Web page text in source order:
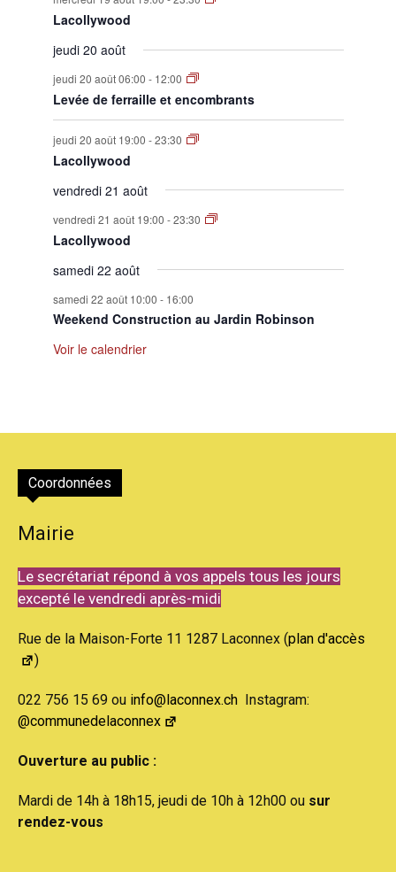
Lacollywood
jeudi 20 août
jeudi 20 août 06:00 - 12:00
Levée de ferraille et encombrants
jeudi 20 août 19:00 -23:30
Lacollywood
vendredi 21 août
vendredi 21 août 19:00 -23:30
Lacollywood
samedi 22 août
samedi 22 août 10:00 - 16:00
Weekend Construction au Jardin Robinson
Voir le calendrier
Coordonnées
Mairie
Le secrétariat répond à vos appels tous les jours
excepté le vendredi après-midi
Rue de la Maison-Forte 11 1287 Laconnex (plan d'accès
)
022 756 15 69 ou info@laconnex.ch Instagram:
@communedelaconnex
Ouverture au public :
Mardi de 14h à 18h15, jeudi de 10h à 12h00 ou sur
rendez-vous